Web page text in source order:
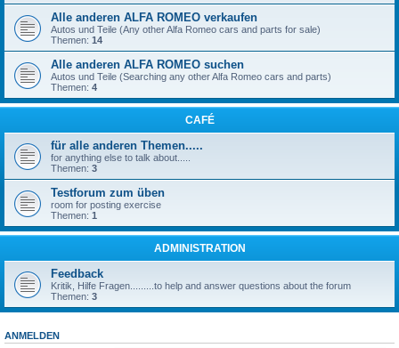
Alle anderen ALFA ROMEO verkaufen
Autos und Teile (Any other Alfa Romeo cars and parts for sale)
Themen: 14
Alle anderen ALFA ROMEO suchen
Autos und Teile (Searching any other Alfa Romeo cars and parts)
Themen: 4
CAFÉ
für alle anderen Themen.....
for anything else to talk about.....
Themen: 3
Testforum zum üben
room for posting exercise
Themen: 1
ADMINISTRATION
Feedback
Kritik, Hilfe Fragen.........to help and answer questions about the forum
Themen: 3
ANMELDEN